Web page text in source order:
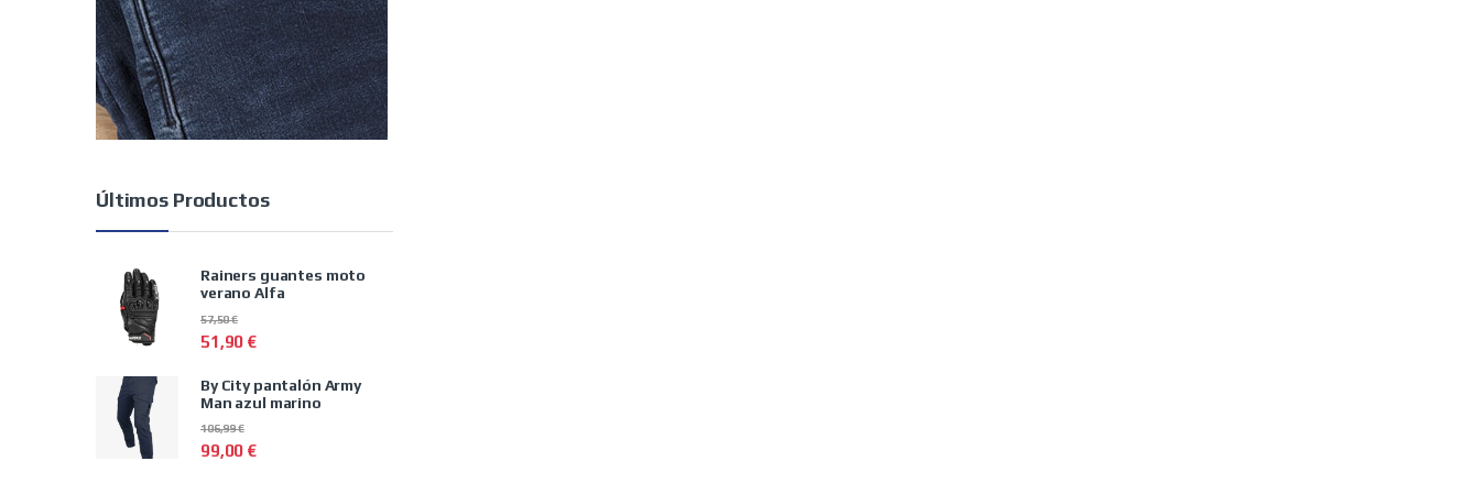
Últimos Productos
Rainers guantes moto
verano Alfa
51,90 €
57,50€
By City pantalón Army
Man azul marino
99,00 €
106,99€